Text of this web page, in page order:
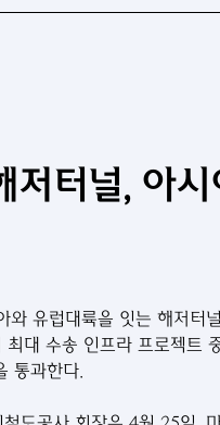
저터널, 아
유럽대륙을 잇는 해저터
대 수송 인프라 프로젝트
통과한다.